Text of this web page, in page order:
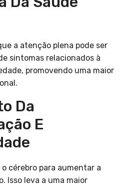
a atenção plena pode ser
sintomas relacionados à
promovendo uma maior
Da
E
cérebro para aumentar a
Isso leva a uma maior